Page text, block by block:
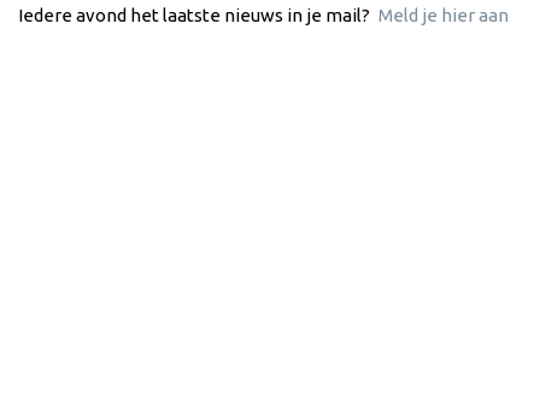
Iedere avond het laatste nieuws in je mail? Meld je hier aan